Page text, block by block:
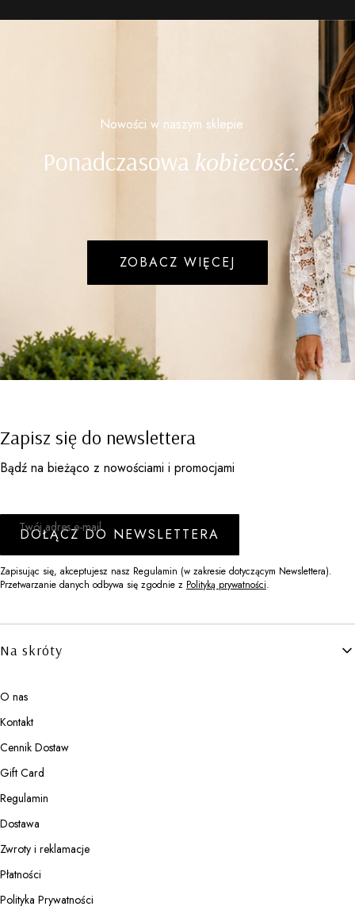
Nowości w naszym sklepie
Ponadczasowa kobiecość.
ZOBACZ WIĘCEJ
Zapisz się do newslettera
Bądź na bieżąco z nowościami i promocjami
Twój adres e-mail
DOŁĄCZ DO NEWSLETTERA
Zapisując się, akceptujesz nasz Regulamin (w zakresie dotyczącym Newslettera).
Przetwarzanie danych odbywa się zgodnie z Polityką prywatności.
Linki w stopce
Na skróty
O nas
Kontakt
Cennik Dostaw
Gift Card
Regulamin
Dostawa
Zwroty i reklamacje
Płatności
Polityka Prywatności